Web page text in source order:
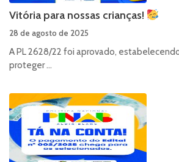
Vitória para nossas crianças!
28 de agosto de 2025
A PL 2628/22 foi aprovado,
proteger ...